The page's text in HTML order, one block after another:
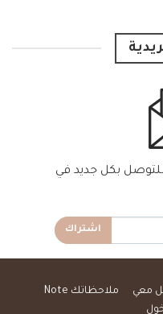
للتوصل بكل جديد في
اشتراك
معي
ملاحظاتك Note